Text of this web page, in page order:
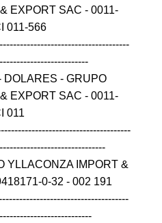
EXPORT SAC - 0011-
011-566
DOLARES - GRUPO
EXPORT SAC - 0011-
011
YLLACONZA IMPORT &
0-32 - 002 191